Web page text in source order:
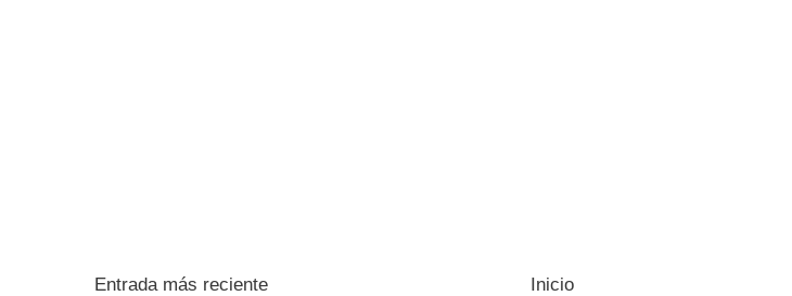
Entrada más reciente Inicio